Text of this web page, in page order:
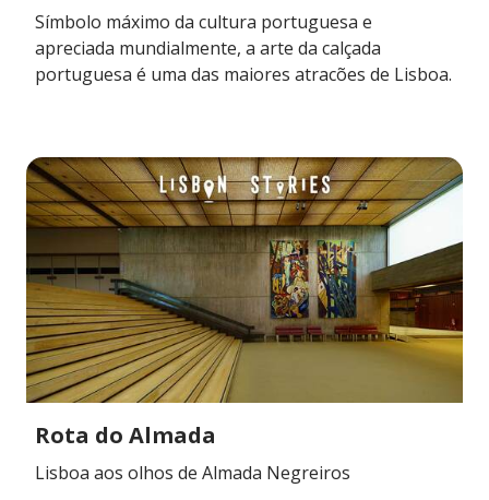
Símbolo máximo da cultura portuguesa e
apreciada mundialmente, a arte da calçada
portuguesa é uma das maiores atracões de Lisboa.
Rota do Almada
Lisboa aos olhos de Almada Negreiros